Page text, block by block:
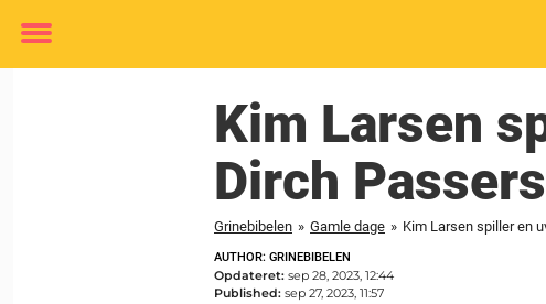
Toggle
Kim Larsen
Dirch
Grinebibelen » Gamle dage » Kim Larsen spiller en
AUTHOR: GRINEBIBELEN
Opdateret: sep 28, 2023, 12:44
Published: sep 27, 2023, 11:57